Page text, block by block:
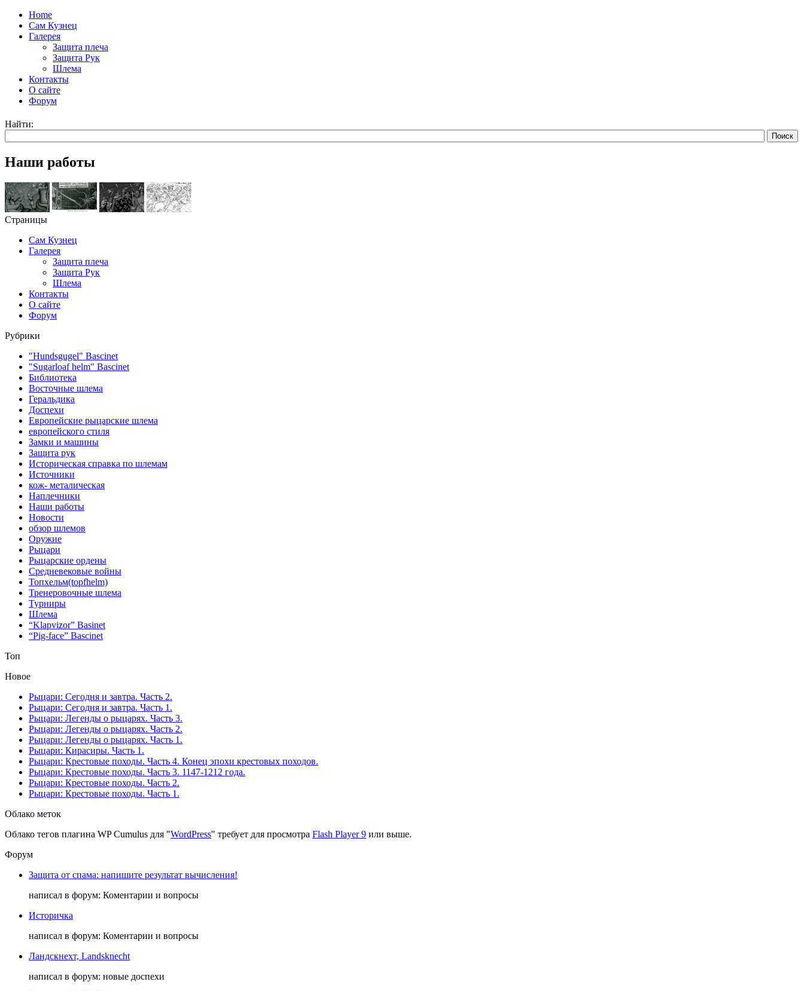
Home
Сам Кузнец
Галерея
Защита плеча
Защита Рук
Шлема
Контакты
О сайте
Форум
Найти:
Поиск
Наши работы
Страницы
Сам Кузнец
Галерея
Защита плеча
Защита Рук
Шлема
Контакты
О сайте
Форум
Рубрики
"Hundsgugel" Bascinet
"Sugarloaf helm" Bascinet
Библиотека
Восточные шлема
Геральдика
Доспехи
Европейские рыцарские шлема
европейского стиля
Замки и машины
Защита рук
Историческая справка по шлемам
Источники
кож- металическая
Наплечники
Наши работы
Новости
обзор шлемов
Оружие
Рыцари
Рыцарские ордены
Средневековые войны
Топхельм(topfhelm)
Тренеровочные шлема
Турниры
Шлема
“Klapvizor” Basinet
“Pig-face” Bascinet
Топ
Новое
Рыцари: Сегодня и завтра. Часть 2.
Рыцари: Сегодня и завтра. Часть 1.
Рыцари: Легенды о рыцарях. Часть 3.
Рыцари: Легенды о рыцарях. Часть 2.
Рыцари: Легенды о рыцарях. Часть 1.
Рыцари: Кирасиры. Часть 1.
Рыцари: Крестовые походы. Часть 4. Конец эпохи крестовых походов.
Рыцари: Крестовые походы. Часть 3. 1147-1212 года.
Рыцари: Крестовые походы. Часть 2.
Рыцари: Крестовые походы. Часть 1.
Облако меток
Облако тегов плагина WP Cumulus для "WordPress" требует для просмотра Flash Player 9 или выше.
Форум
Защита от спама: напишите результат вычисления!
написал в форум: Коментарии и вопросы
Историчка
написал в форум: Коментарии и вопросы
Ландскнехт, Landsknecht
написал в форум: новые доспехи